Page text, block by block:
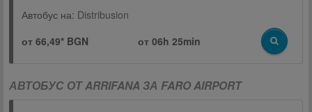
Автобус на: Distribusion
от 66,49* BGN
от06h 25min
АВТОБУС ОТ ARRIFANA ЗА FARO AIRPORT